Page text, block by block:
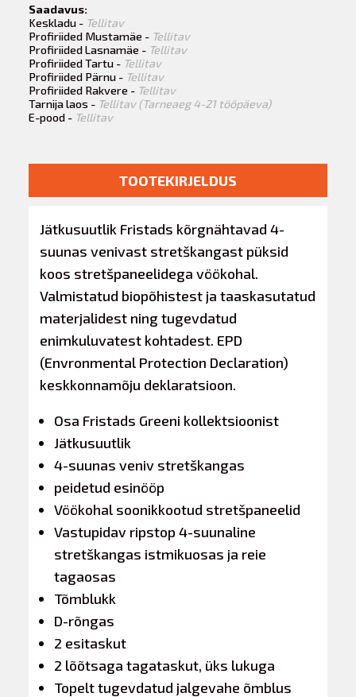
Saadavus:
Keskladu - Tellitav
Profiriided Mustamäe - Tellitav
Profiriided Lasnamäe - Tellitav
Profiriided Tartu - Tellitav
Profiriided Pärnu - Tellitav
Profiriided Rakvere - Tellitav
Tarnija laos - Tellitav (Tarneaeg 4-21 tööpäeva)
E-pood - Tellitav
TOOTEKIRJELDUS
Jätkusuutlik Fristads kõrgnähtavad 4-
suunas venivast stretškangast püksid
koos stretšpaneelidega vöökohal.
Valmistatud biopõhistest ja taaskasutatud
materjalidest ning tugevdatud
enimkuluvatest kohtadest. EPD
(Envronmental Protection Declaration)
keskkonnamõju deklaratsioon.
Osa Fristads Greeni kollektsioonist
Jätkusuutlik
4-suunas veniv stretškangas
peidetud esinööp
Vöökohal soonikkootud stretšpaneelid
Vastupidav ripstop 4-suunaline
stretškangas istmikuosas ja reie
tagaosas
Tõmblukk
D-rõngas
2 esitaskut
2 lõõtsaga tagataskut, üks lukuga
Topelt tugevdatud jalgevahe õmblus